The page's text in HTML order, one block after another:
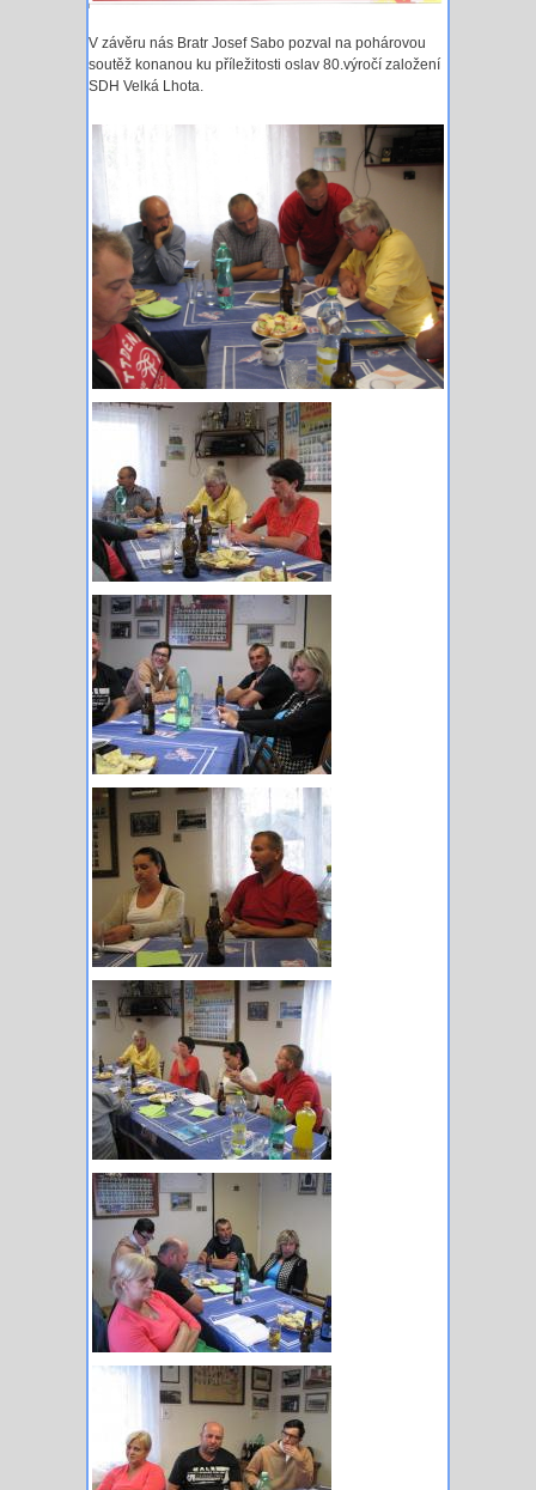
V závěru nás Bratr Josef Sabo pozval na pohárovou
soutěž konanou ku příležitosti oslav 80.výročí založení
SDH Velká Lhota.